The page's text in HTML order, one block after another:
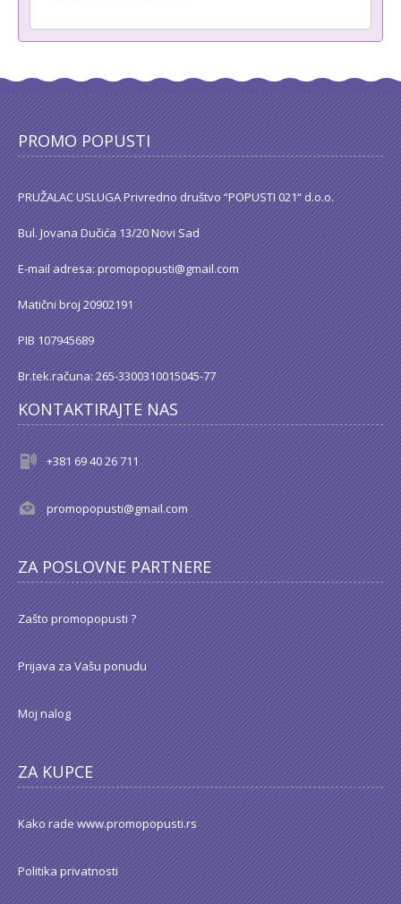
PROMO POPUSTI
PRUŽALAC USLUGA Privredno društvo “POPUSTI 021“ d.o.o.
Bul. Jovana Dučića 13/20 Novi Sad
E-mail adresa: promopopusti@gmail.com
Matični broj 20902191
PIB 107945689
Br.tek.računa: 265-3300310015045-77
KONTAKTIRAJTE NAS
+381 69 40 26 711
promopopusti@gmail.com
ZA POSLOVNE PARTNERE
Zašto promopopusti ?
Prijava za Vašu ponudu
Moj nalog
ZA KUPCE
Kako rade www.promopopusti.rs
Politika privatnosti